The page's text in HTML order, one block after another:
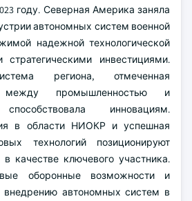
году. Северная Америка заняла
автономных систем военной
надежной технологической
стратегическими инвестициями.
региона, отмеченная
между промышленностью и
способствовала инновациям.
в области НИОКР и успешная
технологий позиционируют
качестве ключевого участника.
оборонные возможности и
автономных систем в